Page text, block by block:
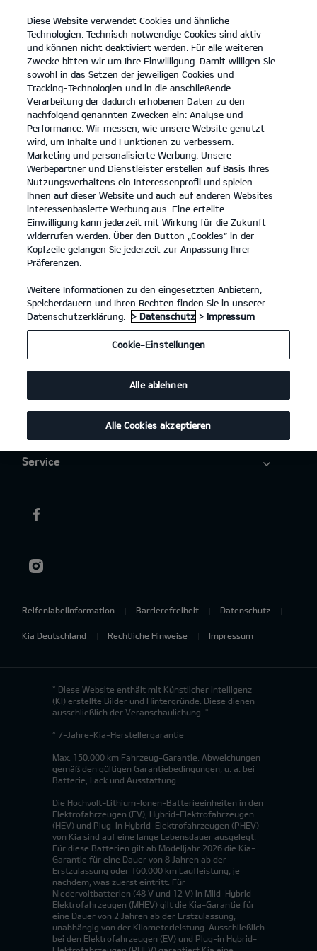
open
menu
KONTAKT
PROBEFAHRT
Modelle
Business
Angebote
Elektromobilität
Aktuelles
Service
Reifenlabelinformation Barrierefreiheit Datenschutz
Kia Deutschland Rechtliche Hinweise Impressum
* Diese Website enthält mit Künstlicher Intelligenz
(KI) erstellte Bilder und Hintergründe. Diese dienen
ausschließlich der Veranschaulichung. *
* 7-Jahre-Kia-Herstellergarantie
Max. 150.000 km Fahrzeug-Garantie. Abweichungen
gemäß den gültigen Garantiebedingungen, u. a. bei
Batterie, Lack und Ausstattung.
Die Hochvolt-Lithium-Ionen-Batterieeinheiten in den
Elektrofahrzeugen (EV), Hybrid-Elektrofahrzeugen
(HEV) und Plug-in Hybrid-Elektrofahrzeugen (PHEV)
von Kia sind auf eine lange Lebensdauer ausgelegt.
Für diese Batterien gilt ab Modelljahr 2026 die Kia-
Garantie für eine Dauer von 8 Jahren ab der
Erstzulassung oder 160.000 km Laufleistung, je
nachdem, was zuerst eintritt. Für
Niedervoltbatterien (48 V und 12 V) in Mild-Hybrid-
Elektrofahrzeugen (MHEV) gilt die Kia-Garantie für
eine Dauer von 2 Jahren ab der Erstzulassung,
unabhängig von der Kilometerleistung. Ausschließlich
bei den Elektrofahrzeugen (EV) und Plug-in Hybrid-
Diese Website verwendet Cookies und ähnliche
Technologien. Technisch notwendige Cookies sind aktiv
und können nicht deaktiviert werden. Für alle weiteren
Zwecke bitten wir um Ihre Einwilligung. Damit willigen Sie
sowohl in das Setzen der jeweiligen Cookies und
Tracking-Technologien und in die anschließende
Verarbeitung der dadurch erhobenen Daten zu den
nachfolgend genannten Zwecken ein: Analyse und
Performance: Wir messen, wie unsere Website genutzt
wird, um Inhalte und Funktionen zu verbessern.
Marketing und personalisierte Werbung: Unsere
Werbepartner und Dienstleister erstellen auf Basis Ihres
Nutzungsverhaltens ein Interessenprofil und spielen
Ihnen auf dieser Website und auch auf anderen Websites
interessenbasierte Werbung aus. Eine erteilte
Einwilligung kann jederzeit mit Wirkung für die Zukunft
widerrufen werden. Über den Button „Cookies“ in der
Kopfzeile gelangen Sie jederzeit zur Anpassung Ihrer
Präferenzen.
Weitere Informationen zu den eingesetzten Anbietern,
Speicherdauern und Ihren Rechten finden Sie in unserer
Datenschutzerklärung.
> Datenschutz > Impressum
Cookie-Einstellungen
Alle ablehnen
Alle Cookies akzeptieren